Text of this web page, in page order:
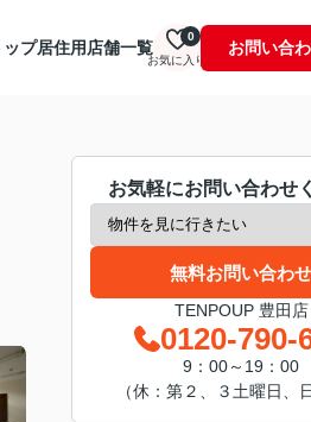
ップ居住用店舗一覧
お気に入り
0
お問い合
お気軽にお問い合わせ
無料お問い合わせ
TENPOUP 豊田店
0120-790-
9：00～19：00
（休：第２、３土曜日、